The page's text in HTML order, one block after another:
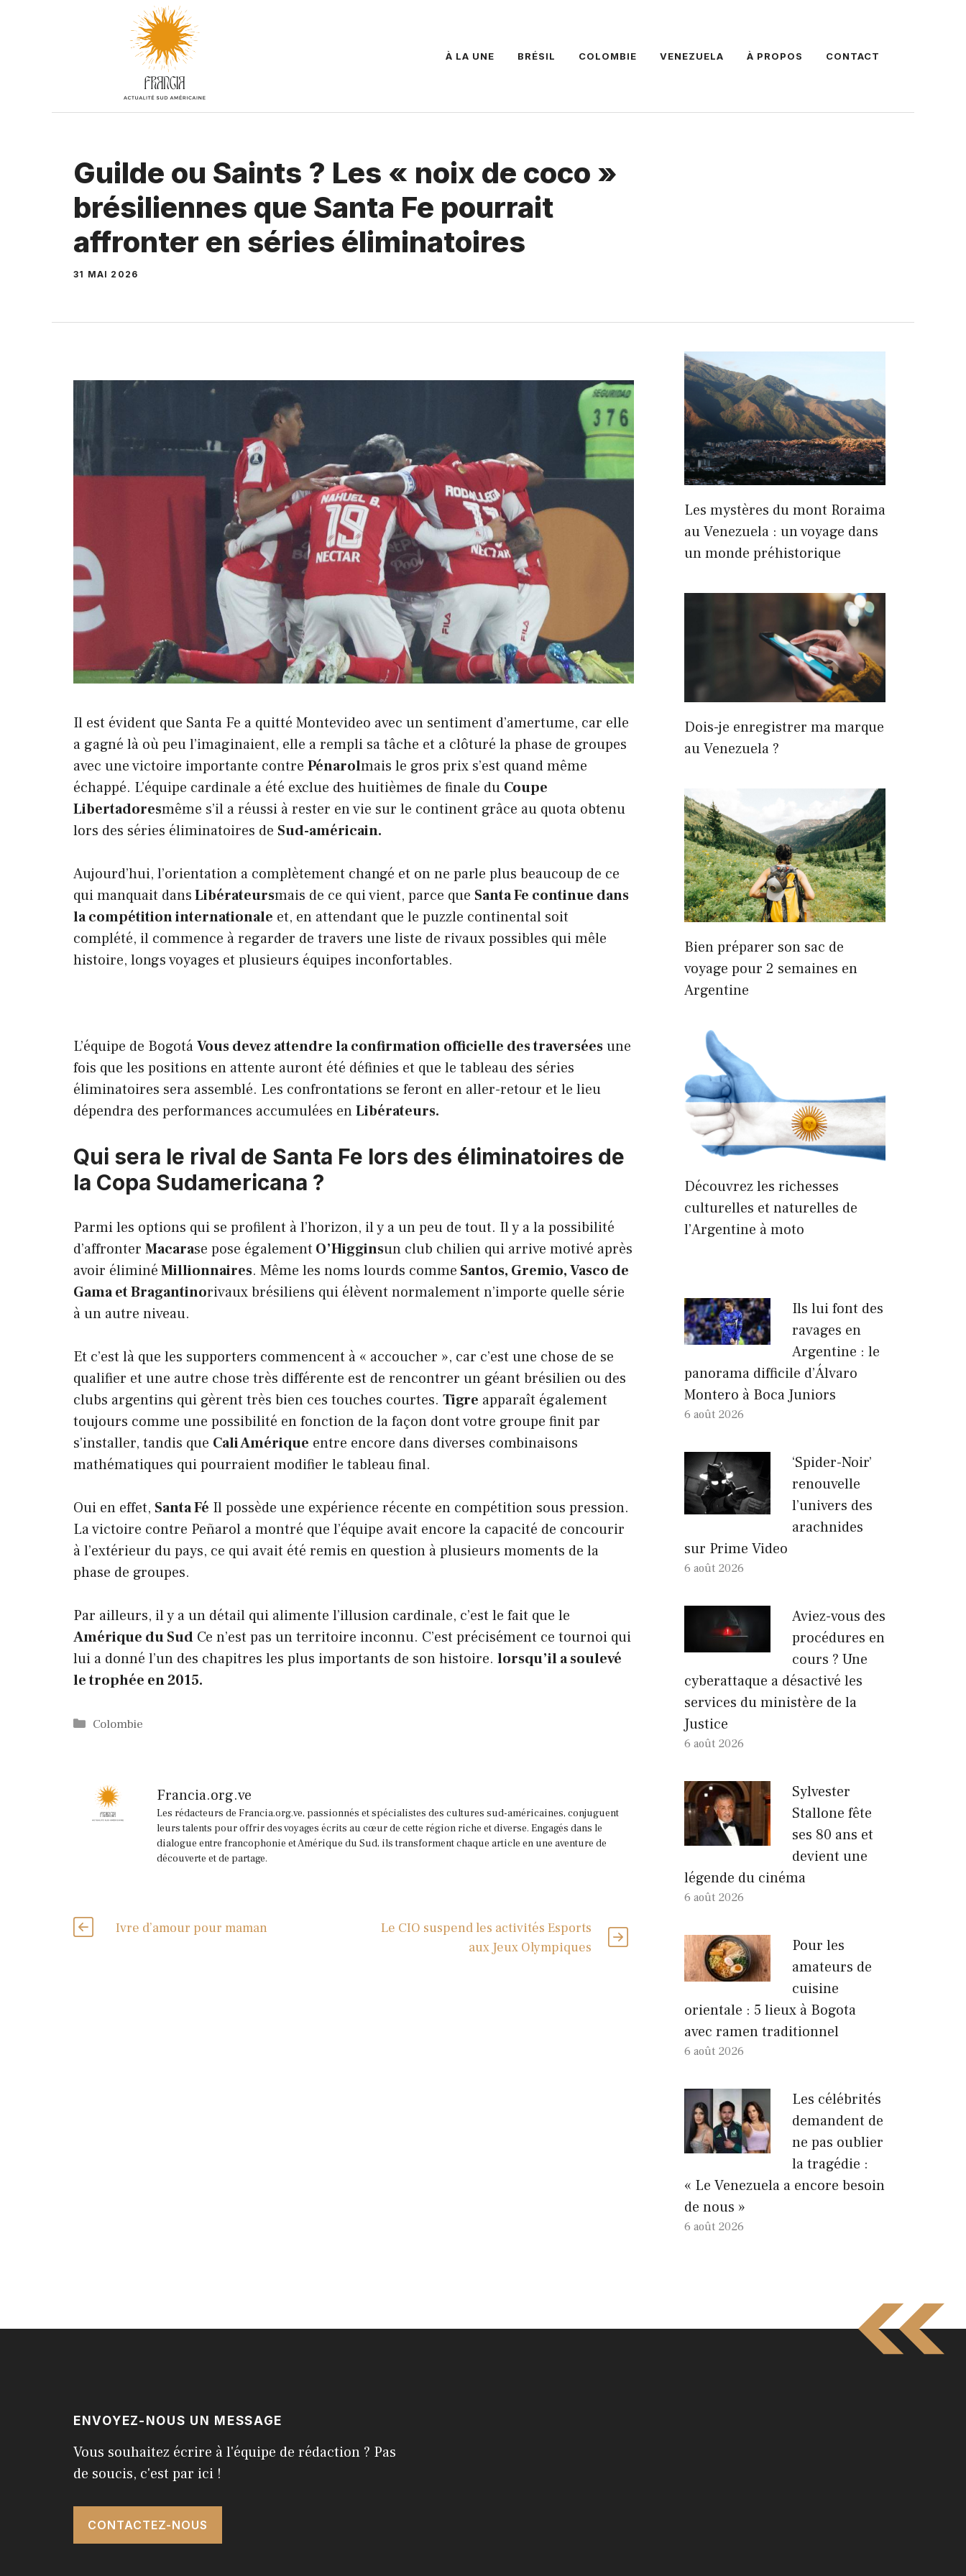
À LA UNE BRÉSIL COLOMBIE VENEZUELA À PROPOS CONTACT
Guilde ou Saints ? Les « noix de coco »
brésiliennes que Santa Fe pourrait
affronter en séries éliminatoires
31 MAI 2026
Il est évident que Santa Fe a quitté Montevideo avec un sentiment d’amertume, car elle
a gagné là où peu l’imaginaient, elle a rempli sa tâche et a clôturé la phase de groupes
avec une victoire importante contre Pénarolmais le gros prix s’est quand même
échappé. L’équipe cardinale a été exclue des huitièmes de finale du Coupe
Libertadoresmême s’il a réussi à rester en vie sur le continent grâce au quota obtenu
lors des séries éliminatoires de Sud-américain.
Aujourd’hui, l’orientation a complètement changé et on ne parle plus beaucoup de ce
qui manquait dansLibérateursmais de ce qui vient, parce que Santa Fe continue dans
la compétition internationale et, en attendant que le puzzle continental soit
complété, il commence à regarder de travers une liste de rivaux possibles qui mêle
histoire, longs voyages et plusieurs équipes inconfortables.
L’équipe de BogotáVous devez attendre la confirmation officielle des traverséesune
fois que les positions en attente auront été définies et que le tableau des séries
éliminatoires sera assemblé. Les confrontations se feront en aller-retour et le lieu
dépendra des performances accumulées enLibérateurs.
Qui sera le rival de Santa Fe lors des éliminatoires de
la Copa Sudamericana ?
Parmi les options qui se profilent à l’horizon, il y a un peu de tout. Il y a la possibilité
d’affronter Macarase pose également O’Higginsun club chilien qui arrive motivé après
avoir éliminéMillionnaires. Même les noms lourds comme Santos, Gremio, Vasco de
Gama et Bragantinorivaux brésiliens qui élèvent normalement n’importe quelle série
à un autre niveau.
Et c’est là que les supporters commencent à « accoucher », car c’est une chose de se
qualifier et une autre chose très différente est de rencontrer un géant brésilien ou des
clubs argentins qui gèrent très bien ces touches courtes. Tigre apparaît également
toujours comme une possibilité en fonction de la façon dont votre groupe finit par
s’installer, tandis que Cali Amérique entre encore dans diverses combinaisons
mathématiques qui pourraient modifier le tableau final.
Oui en effet, Santa Fé Il possède une expérience récente en compétition sous pression.
La victoire contre Peñarol a montré que l’équipe avait encore la capacité de concourir
à l’extérieur du pays, ce qui avait été remis en question à plusieurs moments de la
phase de groupes.
Par ailleurs, il y a un détail qui alimente l’illusion cardinale, c’est le fait que le
Amérique du Sud Ce n’est pas un territoire inconnu. C’est précisément ce tournoi qui
lui a donné l’un des chapitres les plus importants de son histoire. lorsqu’il a soulevé
le trophée en 2015.
Catégories
Colombie
Francia.org.ve
Les rédacteurs de Francia.org.ve, passionnés et spécialistes des cultures sud-américaines, conjuguent
leurs talents pour offrir des voyages écrits au cœur de cette région riche et diverse. Engagés dans le
dialogue entre francophonie et Amérique du Sud, ils transforment chaque article en une aventure de
découverte et de partage.
Ivre d’amour pour maman
Le CIO suspend les activités Esports
aux Jeux Olympiques
Les mystères du mont Roraima
au Venezuela : un voyage dans
un monde préhistorique
Dois-je enregistrer ma marque
au Venezuela ?
Bien préparer son sac de
voyage pour 2 semaines en
Argentine
Découvrez les richesses
culturelles et naturelles de
l’Argentine à moto
Ils lui font des
ravages en
Argentine : le
panorama difficile d’Álvaro
Montero à Boca Juniors
6 août 2026
‘Spider-Noir’
renouvelle
l’univers des
arachnides
sur Prime Video
6 août 2026
Aviez-vous des
procédures en
cours ? Une
cyberattaque a désactivé les
services du ministère de la
Justice
6 août 2026
Sylvester
Stallone fête
ses 80 ans et
devient une
légende du cinéma
6 août 2026
Pour les
amateurs de
cuisine
orientale : 5 lieux à Bogota
avec ramen traditionnel
6 août 2026
Les célébrités
demandent de
ne pas oublier
la tragédie :
« Le Venezuela a encore besoin
de nous »
6 août 2026
ENVOYEZ-NOUS UN MESSAGE
Vous souhaitez écrire à l'équipe de rédaction ? Pas
de soucis, c'est par ici !
CONTACTEZ-NOUS